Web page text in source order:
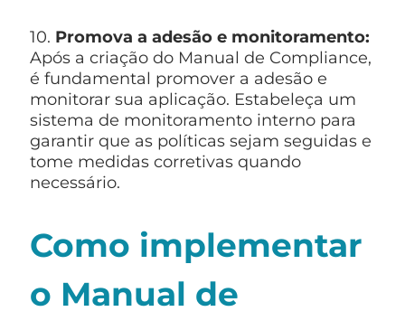
10. Promova a adesão e monitoramento:
Após a criação do Manual de Compliance,
é fundamental promover a adesão e
monitorar sua aplicação. Estabeleça um
sistema de monitoramento interno para
garantir que as políticas sejam seguidas e
tome medidas corretivas quando
necessário.
Como implementar
o Manual de